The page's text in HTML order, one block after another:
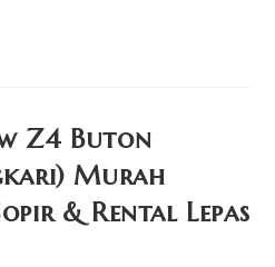
Z4 Buton
Murah
& Rental Lepas